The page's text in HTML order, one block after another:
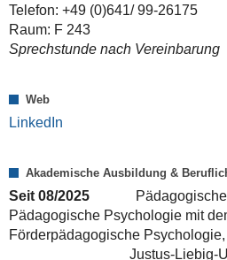
Telefon: +49 (0)641/ 99-26175
Raum: F 243
Sprechstunde nach Vereinbarung
Web
LinkedIn
Akademische Ausbildung &
Seit 08/2025Pädagogische
Pädagogische Psychologie mit
Förderpädagogische Psychologie,
Justus-Liebig-